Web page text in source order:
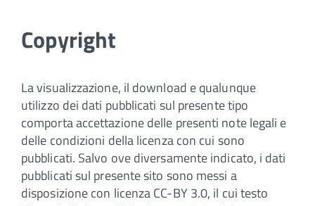
Copyright
La visualizzazione, il download e qualunque
utilizzo dei dati pubblicati sul presente tipo
comporta accettazione delle presenti note legali e
delle condizioni della licenza con cui sono
pubblicati. Salvo ove diversamente indicato, i dati
pubblicati sul presente sito sono messi a
disposizione con licenza CC-BY 3.0, il cui testo